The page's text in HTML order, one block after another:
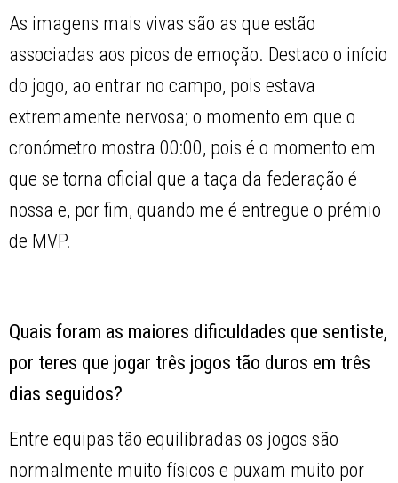
As imagens mais vivas são as que estão
associadas aos picos de emoção. Destaco o início
do jogo, ao entrar no campo, pois estava
extremamente nervosa; o momento em que o
cronómetro mostra 00:00, pois é o momento em
que se torna oficial que a taça da federação é
nossa e, por fim, quando me é entregue o prémio
de MVP.
Quais foram as maiores dificuldades que sentiste,
por teres que jogar três jogos tão duros em três
dias seguidos?
Entre equipas tão equilibradas os jogos são
normalmente muito físicos e puxam muito por